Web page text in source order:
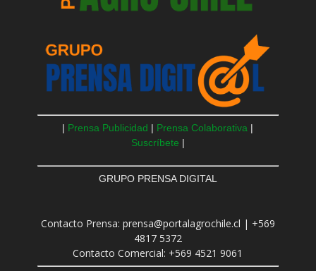
| Prensa Publicidad | Prensa Colaborativa |
Suscríbete |
GRUPO PRENSA DIGITAL
Contacto Prensa: prensa@portalagrochile.cl | +569
4817 5372
Contacto Comercial: +569 4521 9061